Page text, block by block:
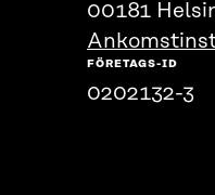
00181
FÖRETAGS-ID
0202132-3